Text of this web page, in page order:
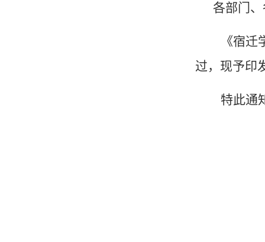
各部门
《宿
过，现予印
特此通